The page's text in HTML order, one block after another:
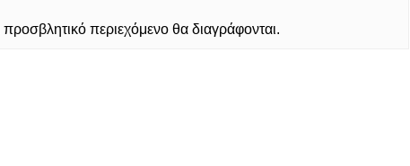
περιεχόμενο θα διαγράφονται.